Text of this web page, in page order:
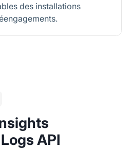
des installations
API